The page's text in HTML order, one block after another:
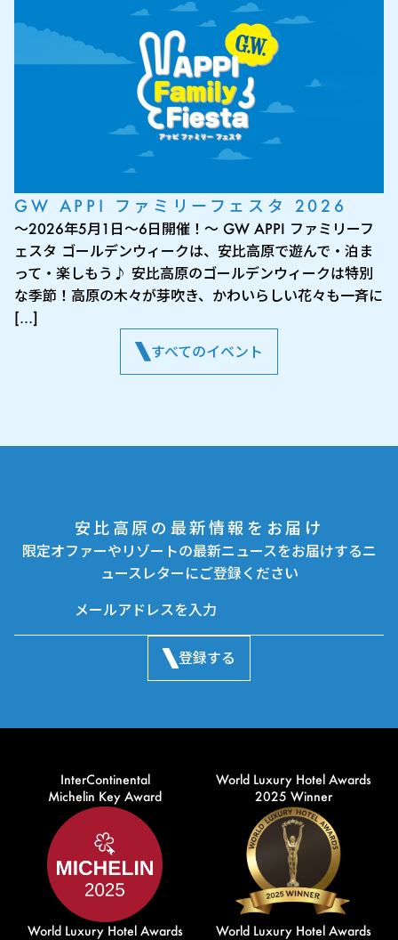
GW APPI ファミリーフェスタ 2026
～2026年5月1日～6日開催！～ GW APPI ファミリーフ
ェスタ ゴールデンウィークは、安比高原で遊んで・泊ま
って・楽しもう♪ 安比高原のゴールデンウィークは特別
な季節！高原の木々が芽吹き、かわいらしい花々も一斉に
[…]
すべてのイベント
安比高原の最新情報をお届け
限定オファーやリゾートの最新ニュースをお届けするニ
ュースレターにご登録ください
登録する
InterContinental
Michelin Key Award
World Luxury Hotel Awards
2025 Winner
World Luxury Hotel Awards
World Luxury Hotel Awards